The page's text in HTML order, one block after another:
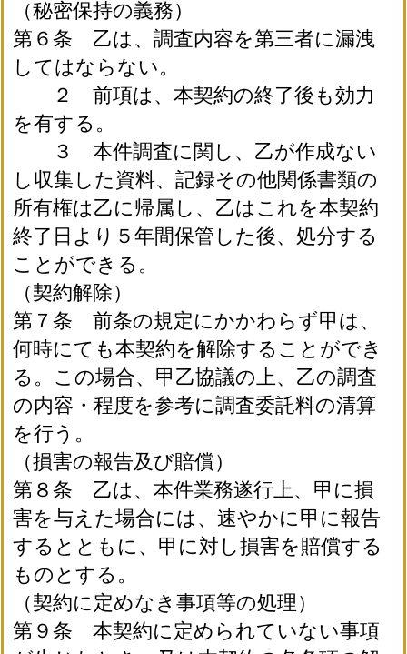
（秘密保持の義務）
第６条 乙は、調査内容を第三者に漏洩
してはならない。
２ 前項は、本契約の終了後も効力
を有する。
３ 本件調査に関し、乙が作成ない
し収集した資料、記録その他関係書類の
所有権は乙に帰属し、乙はこれを本契約
終了日より５年間保管した後、処分する
ことができる。
（契約解除）
第７条 前条の規定にかかわらず甲は、
何時にても本契約を解除することができ
る。この場合、甲乙協議の上、乙の調査
の内容・程度を参考に調査委託料の清算
を行う。
（損害の報告及び賠償）
第８条 乙は、本件業務遂行上、甲に損
害を与えた場合には、速やかに甲に報告
するとともに、甲に対し損害を賠償する
ものとする。
（契約に定めなき事項等の処理）
第９条 本契約に定められていない事項